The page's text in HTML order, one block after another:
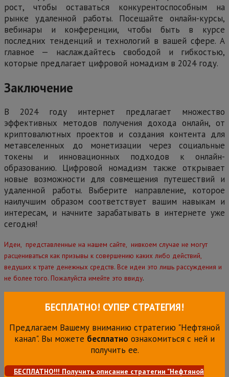
рост, чтобы оставаться конкурентоспособным на
рынке удаленной работы. Посещайте онлайн-курсы,
вебинары и конференции, чтобы быть в курсе
последних тенденций и технологий в вашей сфере. А
главное — наслаждайтесь свободой и гибкостью,
которые предлагает цифровой номадизм в 2024 году.
Заключение
В 2024 году интернет предлагает множество
эффективных методов получения дохода онлайн, от
криптовалютных проектов и создания контента для
метавселенных до монетизации через социальные
токены и инновационных подходов к онлайн-
образованию. Цифровой номадизм также открывает
новые возможности для совмещения путешествий и
удаленной работы. Выберите направление, которое
наилучшим образом соответствует вашим навыкам и
интересам, и начните зарабатывать в интернете уже
сегодня!
Идеи, представленные на нашем сайте, нивкоем случае не могут
расцениваться как призывы к совершению каких либо действий,
ведущих к трате денежных средств. Все идеи это лишь рассуждения и
не более того. Пожалуйста имейте это ввиду.
БЕСПЛАТНО! СУПЕР СТРАТЕГИЯ!
Предлагаем Вашему вниманию стратегию "Нефтяной
канал". Вы можете бесплатно ознакомиться с ней и
получить ее.
БЕСПЛАТНО!!! Получить описание стратегии "Нефтяной